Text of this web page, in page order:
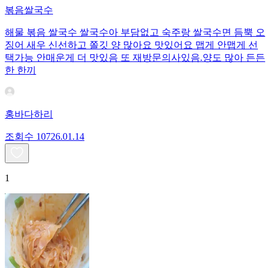
볶음쌀국수
해물 볶음 쌀국수 쌀국수아 부담없고 숙주랑 쌀국수면 듬뿍 오
징어 새우 신선하고 쫄깃 양 많아요 맛있어요 맵게 안맵게 선
택가능 안매운게 더 맛있음 또 재방문의사있음.양도 많아 든든
한 한끼
홍바다하리
조회수 10726.01.14
1